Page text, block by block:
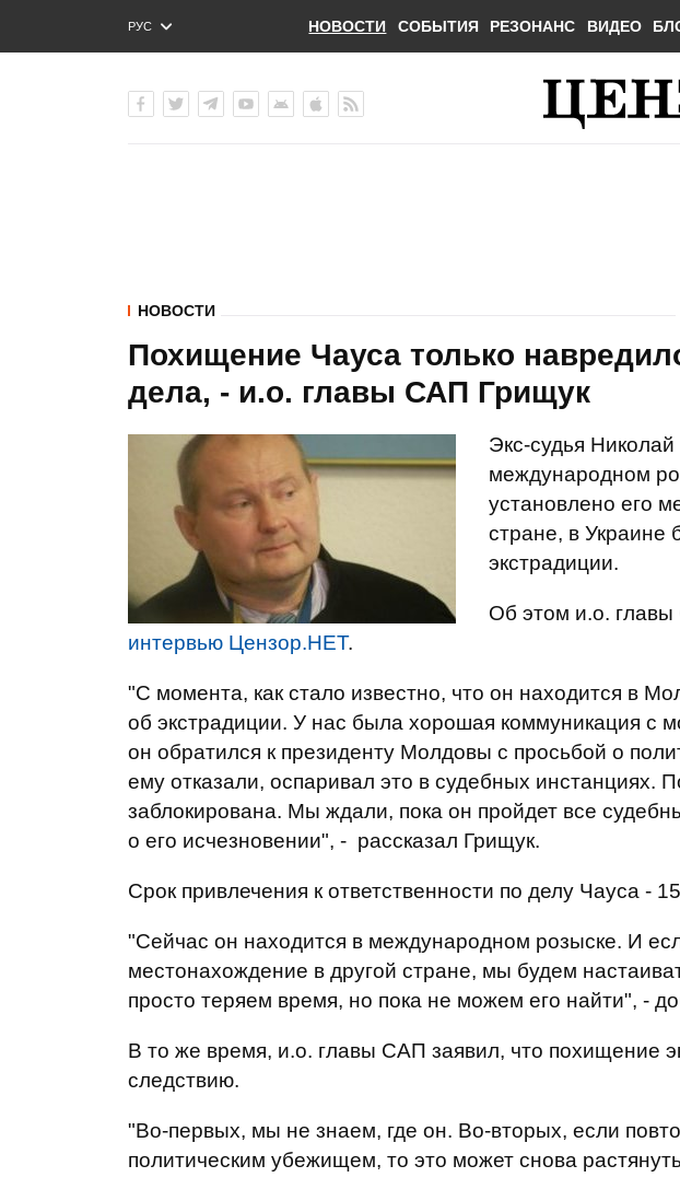
РУС
ENG
НОВОСТИ СОБЫТИЯ РЕЗОНАНС ВИДЕО
НОВОСТИ
Похищение Чауса только
дела, - и.о. главы САП Грищук
Экс-судья
международном
установлено его
стране, в Украине
экстрадиции.
Об этом и.о.
интервью Цензор.НЕТ.
"С момента, как стало известно, что он находится в
об экстрадиции. У нас была хорошая коммуникация с
он обратился к президенту Молдовы с просьбой о
ему отказали, оспаривал это в судебных инстанциях.
заблокирована. Мы ждали, пока он пройдет все
о его исчезновении", - рассказал Грищук.
Срок привлечения к ответственности по делу Чауса -
"Сейчас он находится в международном розыске. И
местонахождение в другой стране, мы будем
просто теряем время, но пока не можем его найти", -
В то же время, и.о. главы САП заявил, что похищение
следствию.
"Во-первых, мы не знаем, где он. Во-вторых, если
политическим убежищем, то это может снова